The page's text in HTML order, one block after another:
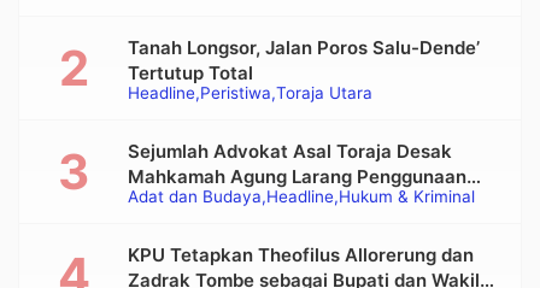
Headline Peristiwa Toraja Utara
Tanah Longsor, Jalan Poros Salu-Dende’
Tertutup Total
Adat dan Budaya Headline Hukum & Kriminal
Sejumlah Advokat Asal Toraja Desak
Mahkamah Agung Larang Penggunaan
Alat Berat pada Eksekusi Rumah Adat
KPU Tetapkan Theofilus Allorerung dan
Zadrak Tombe sebagai Bupati dan Wakil